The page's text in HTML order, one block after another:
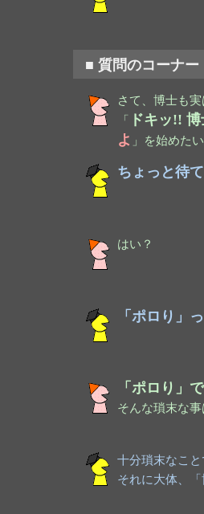
■ 質問のコーナー
さて、博士も
「 ドキッ!!
よ 」を始めた
ちょっと待て
はい？
「ポロり」
「ポロり」
そんな瑣末な
十分瑣末なこと
それに大体、